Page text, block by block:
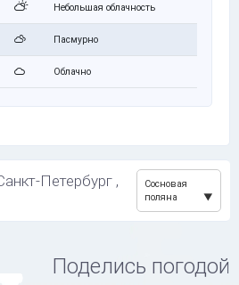
Небольшая облачность
Пасмурно
Облачно
Петербург ,
Сосновая
поляна
Поделись погодой